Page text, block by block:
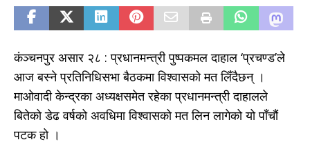
कंञ्चनपुर असार २८ : प्रधानमन्त्री पुष्पकमल दाहाल ‘प्रचण्ड’ले
आज बस्ने प्रतिनिधिसभा बैठकमा विश्वासको मत लिँदैछन् ।
माओवादी केन्द्रका अध्यक्षसमेत रहेका प्रधानमन्त्री दाहालले
बितेको डेढ वर्षको अवधिमा विश्वासको मत लिन लागेको यो पाँचौं
पटक हो ।